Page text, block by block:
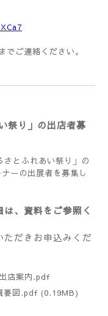
ご連絡ください。
祭り」の出店者募
とふれあい祭り」の
ーの出展者を募集し
、資料をご参照く
申込みくだ
店案内.pdf
要図.pdf (0.19MB)